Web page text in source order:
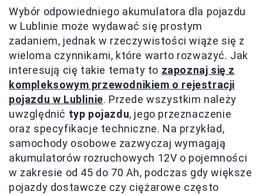
Wybór odpowiedniego akumulatora dla pojazdu
w Lublinie może wydawać się prostym
zadaniem, jednak w rzeczywistości wiąże się z
wieloma czynnikami, które warto rozważyć. Jak
interesują cię takie tematy to zapoznaj się z
kompleksowym przewodnikiem o rejestracji
pojazdu w Lublinie. Przede wszystkim należy
uwzględnić typ pojazdu, jego przeznaczenie
oraz specyfikacje techniczne. Na przykład,
samochody osobowe zazwyczaj wymagają
akumulatorów rozruchowych 12V o pojemności
w zakresie od 45 do 70 Ah, podczas gdy większe
pojazdy dostawcze czy ciężarowe często